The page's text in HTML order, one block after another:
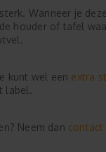
Wanneer je
houder of tafel
kunt wel een extra
label.
Neem dan contact